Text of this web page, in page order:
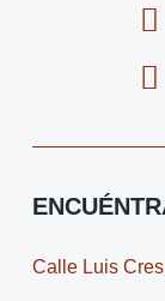
F
c
b
o
I
o
-
n
t
Calle Luis